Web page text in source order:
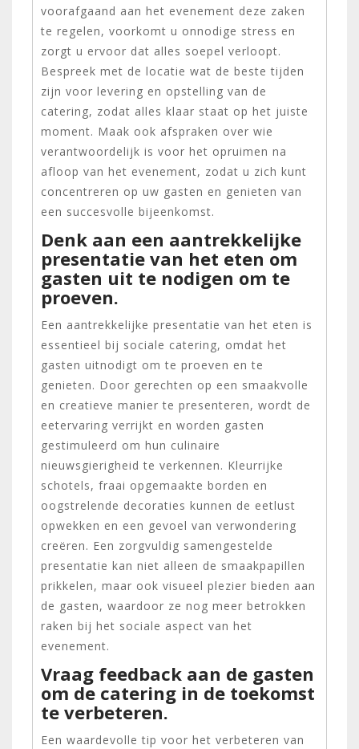
voorafgaand aan het evenement deze zaken
te regelen, voorkomt u onnodige stress en
zorgt u ervoor dat alles soepel verloopt.
Bespreek met de locatie wat de beste tijden
zijn voor levering en opstelling van de
catering, zodat alles klaar staat op het juiste
moment. Maak ook afspraken over wie
verantwoordelijk is voor het opruimen na
afloop van het evenement, zodat u zich kunt
concentreren op uw gasten en genieten van
een succesvolle bijeenkomst.
Denk aan een aantrekkelijke
presentatie van het eten om
gasten uit te nodigen om te
proeven.
Een aantrekkelijke presentatie van het eten is
essentieel bij sociale catering, omdat het
gasten uitnodigt om te proeven en te
genieten. Door gerechten op een smaakvolle
en creatieve manier te presenteren, wordt de
eetervaring verrijkt en worden gasten
gestimuleerd om hun culinaire
nieuwsgierigheid te verkennen. Kleurrijke
schotels, fraai opgemaakte borden en
oogstrelende decoraties kunnen de eetlust
opwekken en een gevoel van verwondering
creëren. Een zorgvuldig samengestelde
presentatie kan niet alleen de smaakpapillen
prikkelen, maar ook visueel plezier bieden aan
de gasten, waardoor ze nog meer betrokken
raken bij het sociale aspect van het
evenement.
Vraag feedback aan de gasten
om de catering in de toekomst
te verbeteren.
Een waardevolle tip voor het verbeteren van